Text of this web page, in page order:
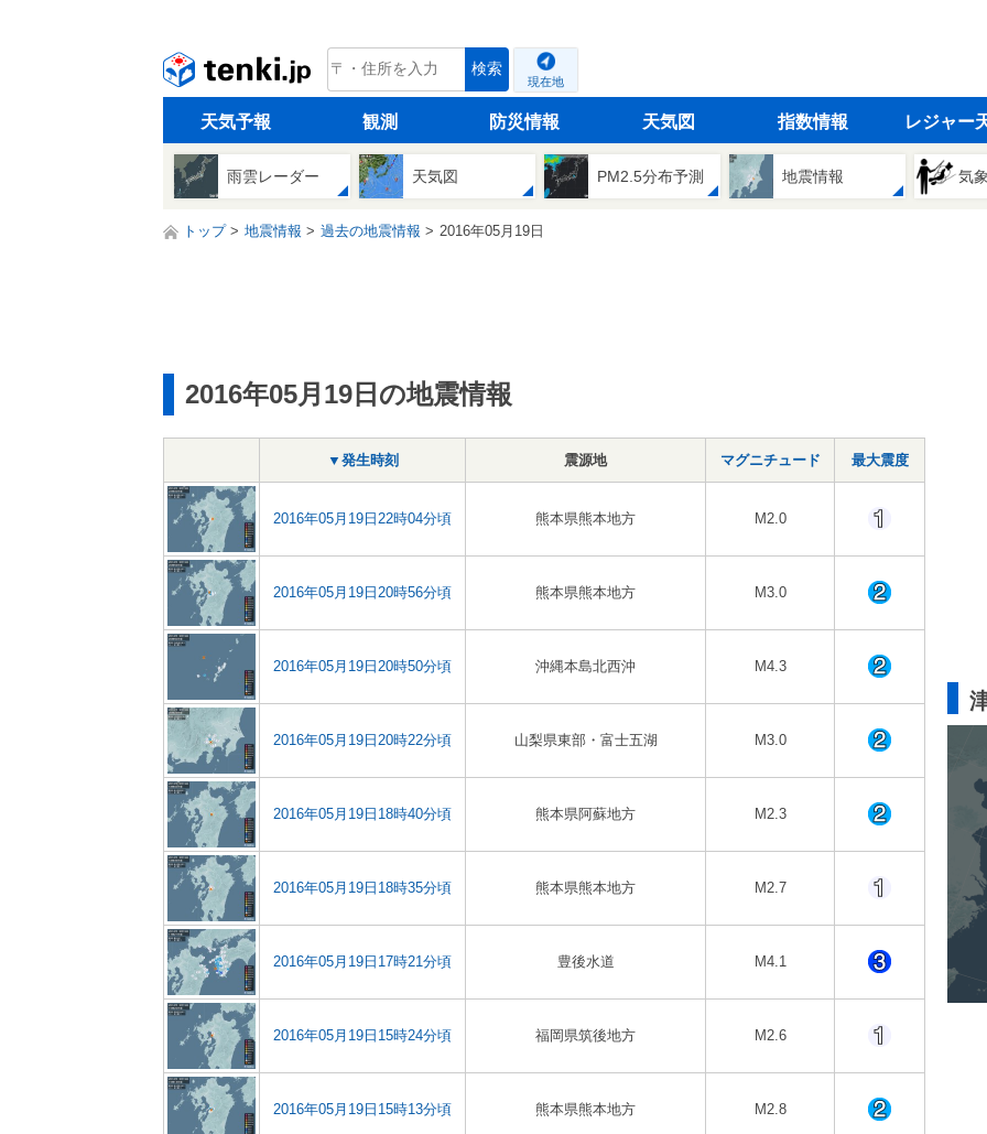
tenki.jp 検索
現在地
天気予報 観測 防災情報 天気図 指数情報 レジャー
雨雲レーダー 天気図 PM2.5分布予測 地震情報 気
トップ 地震情報 過去の地震情報 2016年05月19日
2016年05月19日の地震情報
▼発生時刻 震源地 マグニチュード 最大震度
2016年05月19日22時04分頃 熊本県熊本地方 M2.0
2016年05月19日20時56分頃 熊本県熊本地方 M3.0
2016年05月19日20時50分頃 沖縄本島北西沖 M4.3
2016年05月19日20時22分頃 山梨県東部・富士五湖 M3.0
2016年05月19日18時40分頃 熊本県阿蘇地方 M2.3
2016年05月19日18時35分頃 熊本県熊本地方 M2.7
2016年05月19日17時21分頃 豊後水道 M4.1
2016年05月19日15時24分頃 福岡県筑後地方 M2.6
2016年05月19日15時13分頃 熊本県熊本地方 M2.8